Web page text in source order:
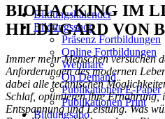
Bildungskalender
Bildungsshop
Präsenz Fortbildungen
Online Fortbildungen
Webinare
On Demand
Publikationen E-Paper
Publikationen Print
Bildungsabo
BIOHACKING IM
HILDEGARD VON
Immer mehr Menschen versuchen
Anforderungen des modernen
dabei alle technischen
Schlaf, optimieren ihre Ernährung,
Entspannung und Leistung. Was